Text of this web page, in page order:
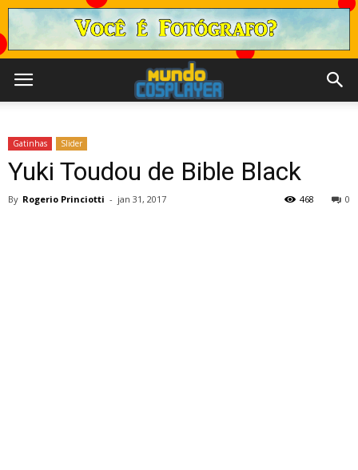
Gatinhas Slider
Yuki Toudou de Bible Black
By Rogerio Princiotti - jan 31, 2017 0
468